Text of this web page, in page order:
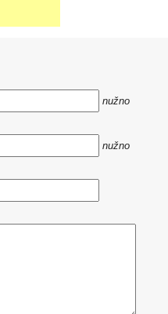
nužno
nužno